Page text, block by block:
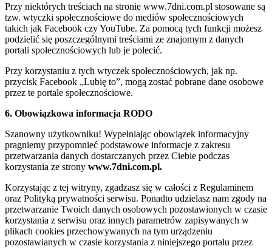
Przy niektórych treściach na stronie www.7dni.com.pl stosowane są
tzw. wtyczki społecznościowe do mediów społecznościowych
takich jak Facebook czy YouTube. Za pomocą tych funkcji możesz
podzielić się poszczególnymi treściami ze znajomym z danych
portali społecznościowych lub je polecić.
Przy korzystaniu z tych wtyczek społecznościowych, jak np.
przycisk Facebook „Lubię to”, mogą zostać pobrane dane osobowe
przez te portale społecznościowe.
6. Obowiązkowa informacja RODO
Szanowny użytkowniku! Wypełniając obowiązek informacyjny
pragniemy przypomnieć podstawowe informacje z zakresu
przetwarzania danych dostarczanych przez Ciebie podczas
korzystania ze strony www.7dni.com.pl.
Korzystając z tej witryny, zgadzasz się w całości z Regulaminem
oraz Polityką prywatności serwisu. Ponadto udzielasz nam zgody na
przetwarzanie Twoich danych osobowych pozostawionych w czasie
korzystania z serwisu oraz innych parametrów zapisywanych w
plikach cookies przechowywanych na tym urządzeniu
pozostawianych w czasie korzystania z niniejszego portalu przez